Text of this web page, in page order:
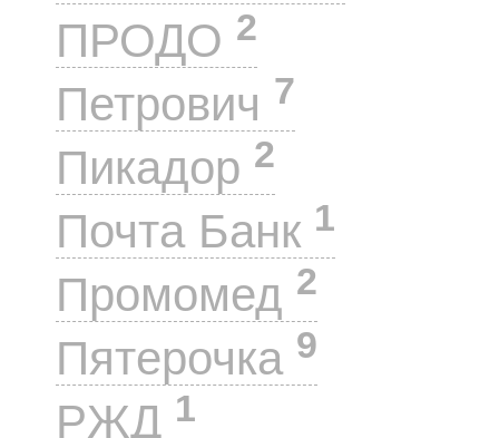
ПРОДО 2
Петрович 7
Пикадор 2
Почта Банк 1
Промомед 2
Пятерочка 9
РЖД 1